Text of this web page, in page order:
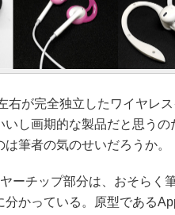
が完全独立したワイヤレス
し画期的な製品だと思うの
筆者の気のせいだろうか。
ーチップ部分は、おそらく
かっている。原型である